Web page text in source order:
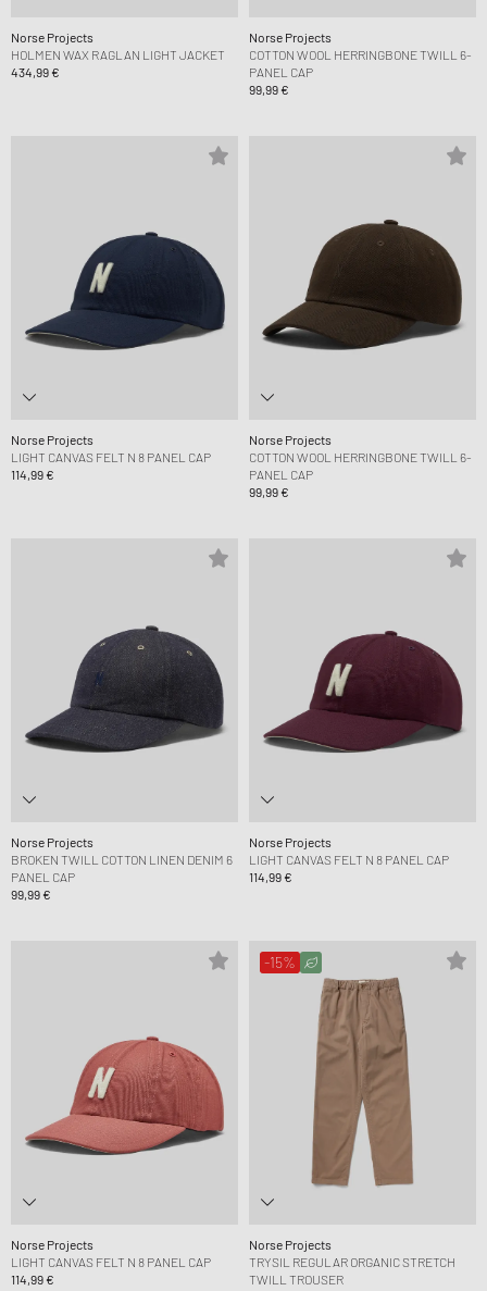
Norse Projects
HOLMEN WAX RAGLAN LIGHT JACKET
434,99 €
Norse Projects
COTTON WOOL HERRINGBONE TWILL 6-
PANEL CAP
99,99 €
Norse Projects
LIGHT CANVAS FELT N 8 PANEL CAP
114,99 €
Norse Projects
COTTON WOOL HERRINGBONE TWILL 6-
PANEL CAP
99,99 €
Norse Projects
BROKEN TWILL COTTON LINEN DENIM 6
PANEL CAP
99,99 €
Norse Projects
LIGHT CANVAS FELT N 8 PANEL CAP
114,99 €
Norse Projects
LIGHT CANVAS FELT N 8 PANEL CAP
114,99 €
-15%
Norse Projects
TRYSIL REGULAR ORGANIC STRETCH
TWILL TROUSER